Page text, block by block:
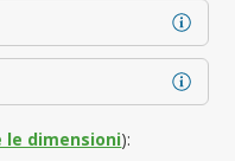
dimensioni):